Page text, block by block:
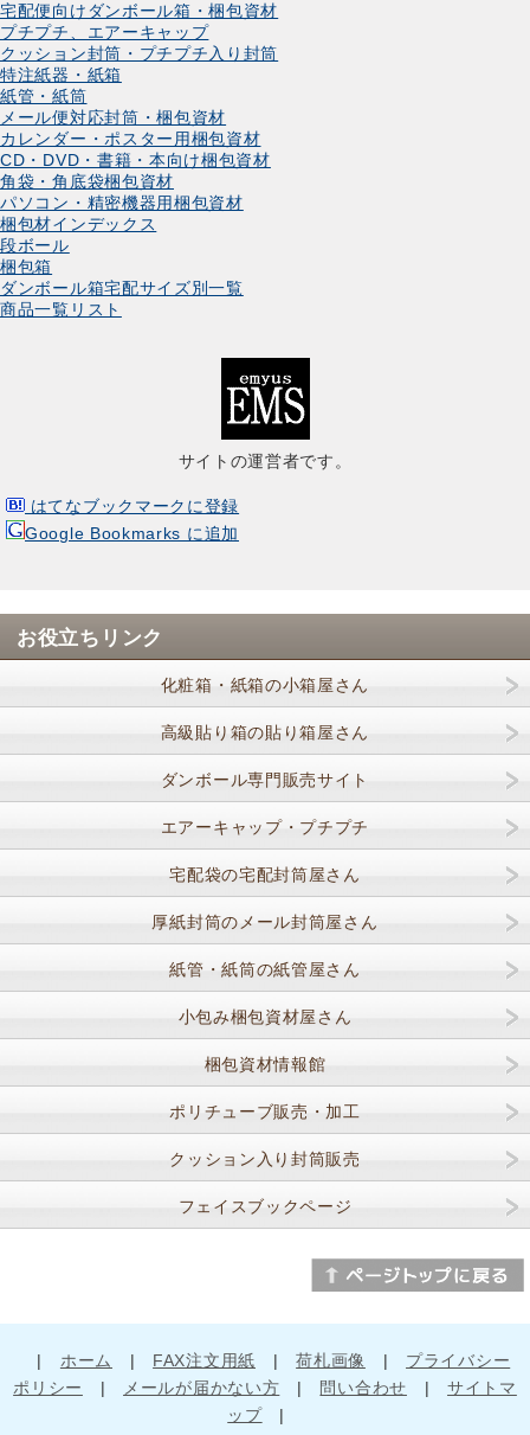
宅配便向けダンボール箱・梱包資材
プチプチ、エアーキャップ
クッション封筒・プチプチ入り封筒
特注紙器・紙箱
紙管・紙筒
メール便対応封筒・梱包資材
カレンダー・ポスター用梱包資材
CD・DVD・書籍・本向け梱包資材
角袋・角底袋梱包資材
パソコン・精密機器用梱包資材
梱包材インデックス
段ボール
梱包箱
ダンボール箱宅配サイズ別一覧
商品一覧リスト
サイトの運営者です。
はてなブックマークに登録
Google Bookmarks に追加
お役立ちリンク
化粧箱・紙箱の小箱屋さん
高級貼り箱の貼り箱屋さん
ダンボール専門販売サイト
エアーキャップ・プチプチ
宅配袋の宅配封筒屋さん
厚紙封筒のメール封筒屋さん
紙管・紙筒の紙管屋さん
小包み梱包資材屋さん
梱包資材情報館
ポリチューブ販売・加工
クッション入り封筒販売
フェイスブックページ
| ホーム | FAX注文用紙 |荷札画像 | プライバシー
ポリシー
| メールが届かない方 | 問い合わせ |サイトマ
ップ|